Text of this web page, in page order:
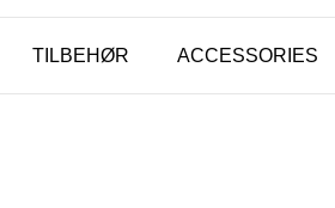
TILBEHØR ACCESSORIES